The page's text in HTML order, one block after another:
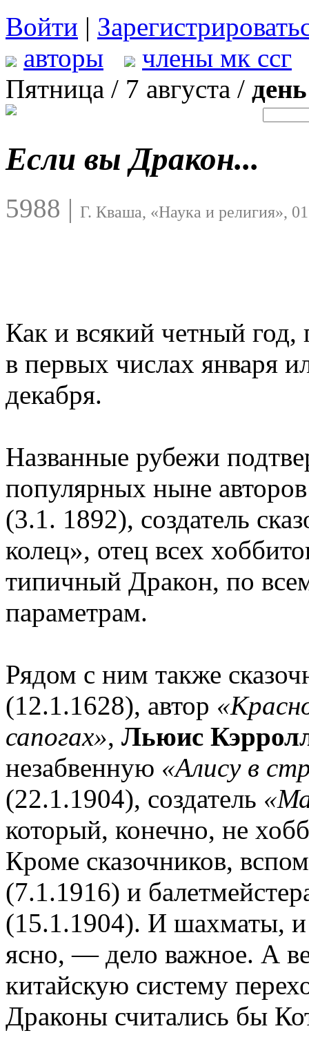
Войти |
авторы
члены мк ссг
Пятница / 7 августа /
Если вы Дракон...
5988 | Г. Кваша, «Наука и религия»,
Как и всякий четный год,
в первых числах января
декабря.
Названные рубежи
популярных ныне
(3.1. 1892), создатель
колец», отец всех
типичный Дракон, по
параметрам.
Рядом с ним также
(12.1.1628), автор
сапогах», Льюис
незабвенную «Алису в
(22.1.1904), создатель
который, конечно, не
Кроме сказочников,
(7.1.1916) и
(15.1.1904). И шахматы, и
ясно, — дело важное. А
китайскую систему
Драконы считались бы